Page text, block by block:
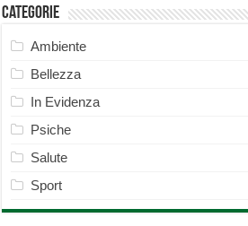
Categorie
Ambiente
Bellezza
In Evidenza
Psiche
Salute
Sport